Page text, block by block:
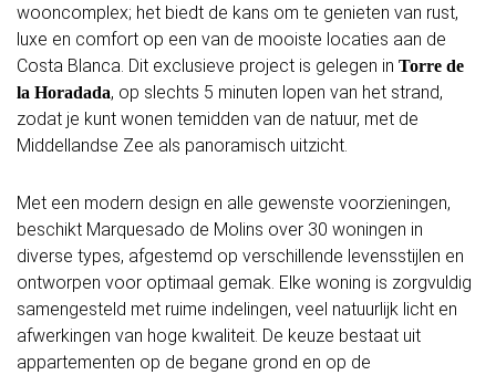
wooncomplex; het biedt de kans om te genieten van rust,
luxe en comfort op een van de mooiste locaties aan de
Costa Blanca. Dit exclusieve project is gelegen in Torre de
la Horadada, op slechts 5 minuten lopen van het strand,
zodat je kunt wonen temidden van de natuur, met de
Middellandse Zee als panoramisch uitzicht.
Met een modern design en alle gewenste voorzieningen,
beschikt Marquesado de Molins over 30 woningen in
diverse types, afgestemd op verschillende levensstijlen en
ontworpen voor optimaal gemak. Elke woning is zorgvuldig
samengesteld met ruime indelingen, veel natuurlijk licht en
afwerkingen van hoge kwaliteit. De keuze bestaat uit
appartementen op de begane grond en op de